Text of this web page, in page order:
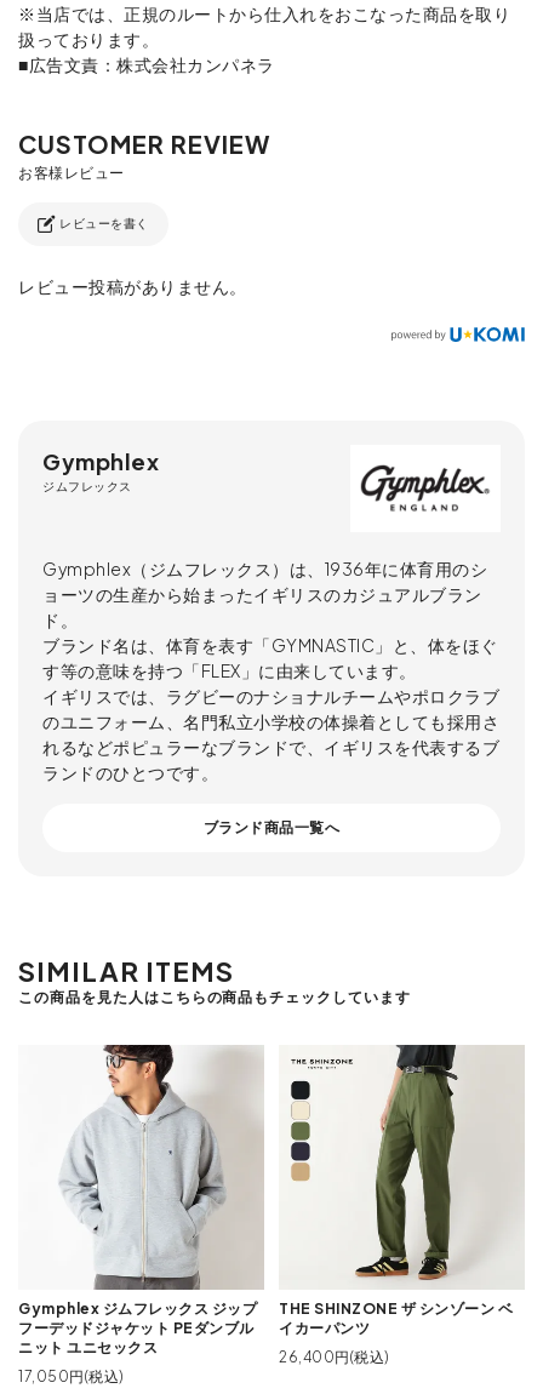
※当店では、正規のルートから仕入れをおこなった商品を取り
扱っております。
■広告文責：株式会社カンパネラ
レビューを書く
レビュー投稿がありません。
Gymphlex
ジムフレックス
Gymphlex（ジムフレックス）は、1936年に体育用のシ
ョーツの生産から始まったイギリスのカジュアルブラン
ド。
ブランド名は、体育を表す「GYMNASTIC」と、体をほぐ
す等の意味を持つ「FLEX」に由来しています。
イギリスでは、ラグビーのナショナルチームやポロクラブ
のユニフォーム、名門私立小学校の体操着としても採用さ
れるなどポピュラーなブランドで、イギリスを代表するブ
ランドのひとつです。
ブランド商品一覧へ
SIMILAR ITEMS
この商品を見た人はこちらの商品もチェックしています
Gymphlex ジムフレックス ジップ
フーデッドジャケット PEダンブル
ニット ユニセックス
17,050円(税込)
THE SHINZONE ザ シンゾーン ベ
イカーパンツ
26,400円(税込)